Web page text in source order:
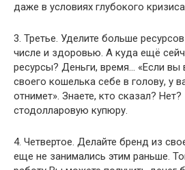
даже в условиях глубокого
3. Третье. Уделите больше
числе и здоровью. А куда ещё
ресурсы? Деньги, время… «Если
своего кошелька себе в голову, у
отнимет». Знаете, кто сказал?
стодолларовую купюру.
4. Четвертое. Делайте бренд из
еще не занимались этим раньше.